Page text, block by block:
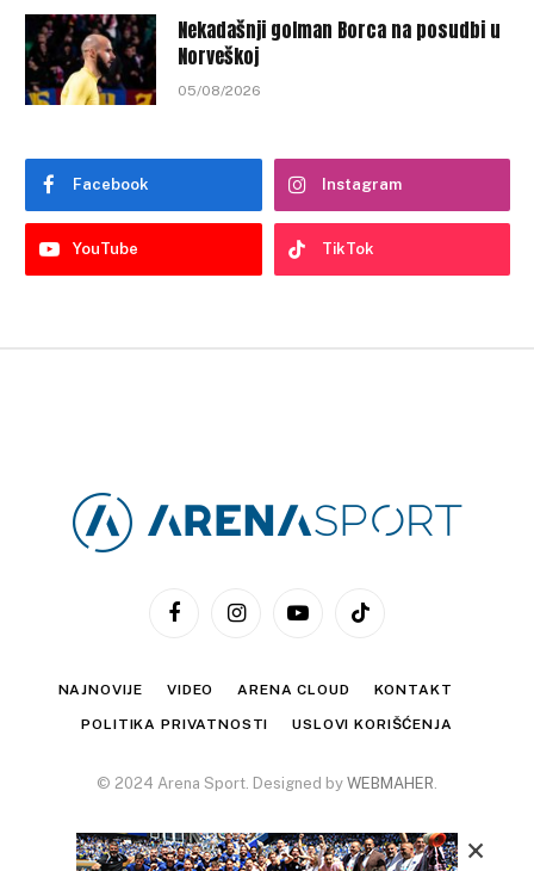
Nekadašnji golman Borca na posudbi u
Norveškoj
05/08/2026
Facebook Instagram
YouTube TikTok
FacebookInstagramYouTubeTikTok
NAJNOVIJE VIDEO ARENA CLOUD KONTAKT
POLITIKA PRIVATNOSTI USLOVI KORIŠĆENJA
© 2024 Arena Sport. Designed by WEBMAHER
×